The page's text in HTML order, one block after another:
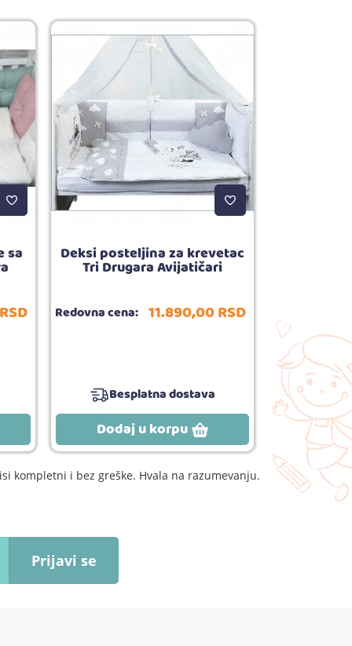
sa
RSD
Deksi posteljina za krevetac
Tri Drugara Avijatičari
Redovna cena: 11.890,00RSD
Besplatna dostava
Dodaj u korpu
kompletni i bez greške. Hvala na razumevanju.
Prijavi se